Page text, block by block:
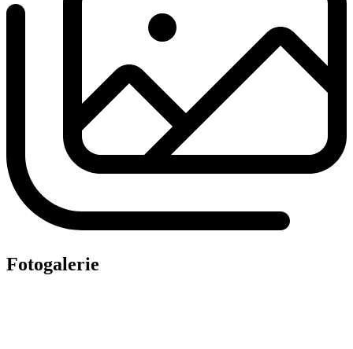
Fotogalerie